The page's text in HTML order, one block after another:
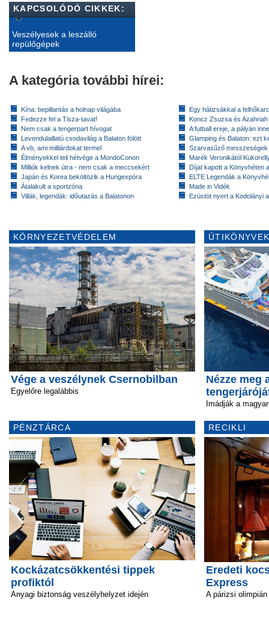
KAPCSOLÓDÓ CIKKEK:
Veszélyesek a leszálló
repülőgépek
A kategória további hírei:
Kína: bepillantás a holnap világába
Fedezze fel a Tisza-tavat!
Nem csak a tengerpart hívogat
Levendulaillatú csodavilág a Balaton fölött
A vb, ami milliárdokat termel
Élményekkel teli hétvége a MondoConon
Milliók kelnek útra - nem csak a meccsekért
Japán és Korea beköltözik a Hungexpóra
Átalakult a sportzóna
Villák, legendák: időutazás a Balatonon
Egy hátizsákkal a
Koncz Zsuzsa és
A futball ereje, a pályán
Glamping és Balaton: ezt
Szarvasűző messzeségek
Marék Veronikától
Díjat kapott a Könyvhéten
ELTE Legendák a
Made in Vidék
Ezüstöt nyert a Kodolányi
KÖRNYEZETVÉDELEM
Vége a veszélynek Csernobilban
Egyelőre legalábbis
PÉNZTÁRCA
Kockázatcsökkentési tippek
profiktól
Anyagi biztonság veszélyhelyzet idején
Nézze meg
Imádják a
RECIKLI
Eredeti
Express
A párizsi olimpián